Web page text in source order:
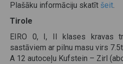
Plašāku informāciju skatīt šeit.
Tirole
EIRO 0, I, II klases kravas
sastāviem ar pilnu masu virs
A 12 autoceļu Kufstein – Zirl